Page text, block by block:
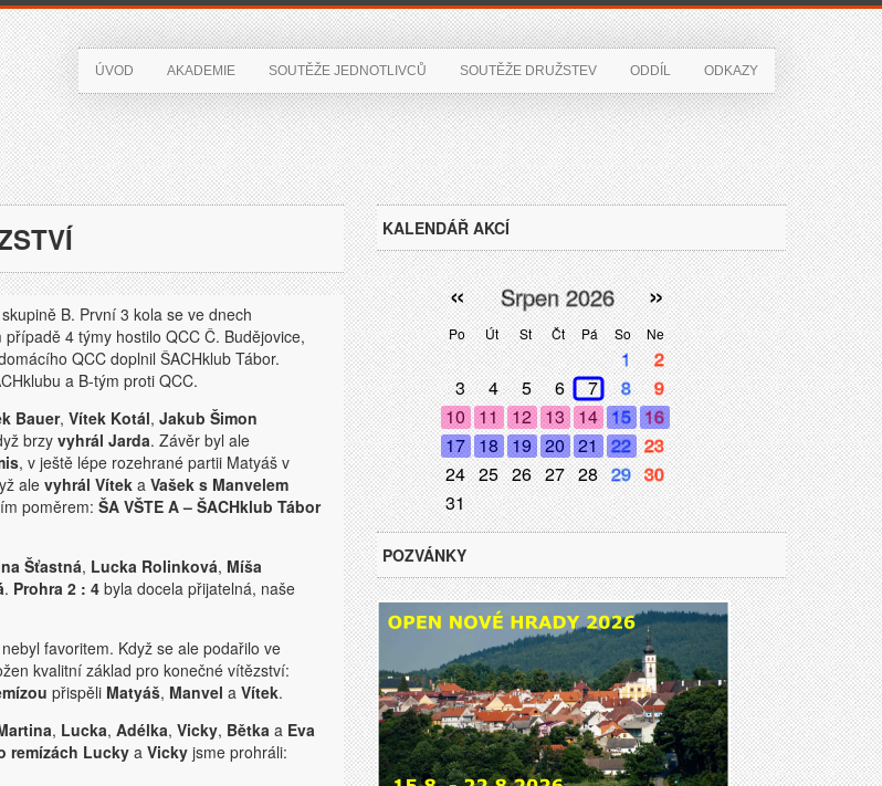
ÚVOD AKADEMIE SOUTĚŽE JEDNOTLIVCŮ SOUTĚŽE DRUŽSTEV ODDÍL ODKAZY
B. První 3 kola se ve dnech
4 týmy hostilo QCC Č. Budějovice,
QCC doplnil ŠACHklub Tábor.
a B-tým proti QCC.
Bauer, Vítek Kotál, Jakub Šimon
brzy vyhrál Jarda. Závěr byl ale
, v ještě lépe rozehrané partii Matyáš v
ale vyhrál Vítek a Vašek s Manvelem
poměrem: ŠA VŠTE A – ŠACHklub Tábor
Šťastná, Lucka Rolinková, Míša
. Prohra 2 : 4 byla docela přijatelná, naše
favoritem. Když se ale podařilo ve
kvalitní základ pro konečné vítězství:
přispěli Matyáš, Manvel a Vítek.
, Lucka, Adélka, Vicky, Bětka a Eva
remízách Lucky a Vicky jsme prohráli:
KALENDÁŘ AKCÍ
Po Út St Čt Pá So Ne
« »
Srpen 2026
1
2
3
4 5 6 7 8
9
10 11 12 13 14 15 16
17 18 19 20 21 22 23
24 25 26 27 28 29 30
31
POZVÁNKY